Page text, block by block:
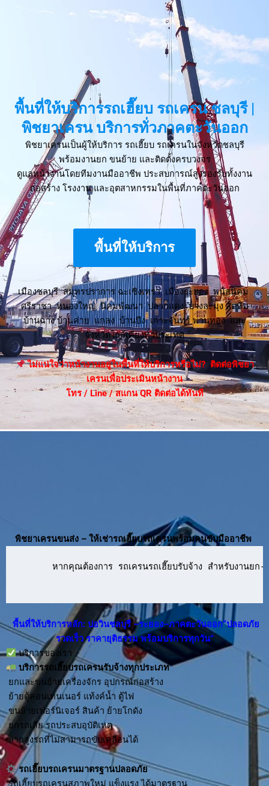
พื้นที่ให้บริการรถเฮี๊ยบ รถเครน ชลบุรี |
พิชยาเครน บริการทั่วภาคตะวันออก
พิชยาเครนเป็นผู้ให้บริการ รถเฮี๊ยบ รถเครนในจังหวัดชลบุรี
พร้อมงานยก ขนย้าย และติดตั้งครบวงจร
ดูแลหน้างานโดยทีมงานมืออาชีพ ประสบการณ์สูงรองรับทั้งงาน
ก่อสร้าง โรงงาน และอุตสาหกรรมในพื้นที่ภาคตะวันออก
พื้นที่ให้บริการ
เมืองชลบุรี สมุทรปราการ ฉะเชิงเทรา เมืองระยอง พนัสนิคม
ศรีราชา หนองใหญ่ นิคมพัฒนา ปลวกแดง บางละมุง สัตหีบ
บ้านฉาง บ้านค่าย แกลง บ้านบึง เกาะจันทร์ พานทอง และ
จังหวัดใกล้เคียงทั่วประเทศ
ไม่แน่ใจว่าหน้างานอยู่ในพื้นที่ให้บริการหรือไม่? ติดต่อพิชยา
เครนเพื่อประเมินหน้างาน
โทร / Line / สแกน QR ติดต่อได้ทันที
พิชยาเครนขนส่ง – ให้เช่ารถเฮี๊ยบรถเครนพร้อมคนขับมืออาชีพ
หากคุณต้องการ รถเครนรถเฮี๊ยบรับจ้าง สำหรับงานยก
พื้นที่ให้บริการหลัก: บ่อวินชลบุรี –ระยอง–ภาคตะวันออก“ปลอดภัย
รวดเร็ว ราคายุติธรรม พร้อมบริการทุกวัน”
บริการของเรา
บริการรถเฮี๊ยบรถเครนรับจ้างทุกประเภท
ยกและขนย้ายเครื่องจักร อุปกรณ์ก่อสร้าง
ย้ายตู้คอนเทนเนอร์ แท้งค์น้ำ ตู้ไฟ
ขนย้ายเฟอร์นิเจอร์ สินค้า ย้ายโกดัง
ยกรถเสีย รถประสบอุบัติเหตุ
ลากจูงรถที่ไม่สามารถขับเคลื่อนได้
รถเฮี๊ยบรถเครนมาตรฐานปลอดภัย